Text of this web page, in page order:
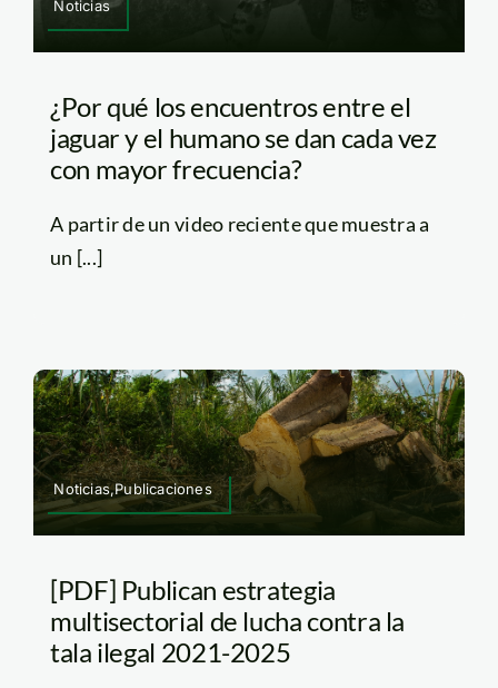
Noticias
¿Por qué los encuentros entre el
jaguar y el humano se dan cada vez
con mayor frecuencia?
A partir de un video reciente que muestra a
un [...]
Noticias,Publicaciones
[PDF] Publican estrategia
multisectorial de lucha contra la
tala ilegal 2021-2025